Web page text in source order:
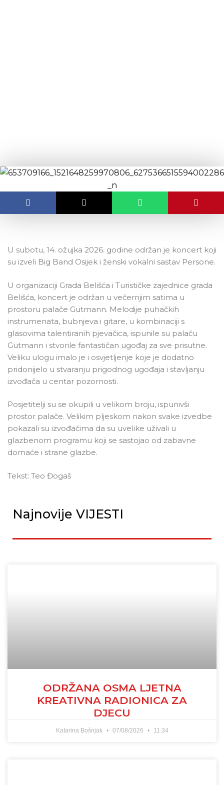
U subotu, 14. ožujka 2026. godine održan je koncert koji
su izveli Big Band Osijek i ženski vokalni sastav Persone.
U organizaciji Grada Belišća i Turističke zajednice grada
Belišća, koncert je održan u večernjim satima u
prostoru palače Gutmann. Melodije puhačkih
instrumenata, bubnjeva i gitare, u kombinaciji s
glasovima talentiranih pjevačica, ispunile su palaču
Gutmann i stvorile fantastičan ugođaj za sve prisutne.
Veliku ulogu imalo je i osvjetljenje koje je dodatno
pridonijelo u stvaranju prigodnog ugođaja i stavljanju
izvođača u centar pozornosti.
Posjetitelji su se okupili u velikom broju, ispunivši
prostor palače. Velikim pljeskom nakon svake izvedbe
pokazali su izvođačima da su uvelike uživali u
glazbenom programu koji se sastojao od zabavne
domaće i strane glazbe.
Tekst: Teo Đogaš
Najnovije VIJESTI
ODRŽANA OSMA LJETNA
KREATIVNA RADIONICA ZA
DJECU
Katarina Bošnjak 07/08/2026 11:34